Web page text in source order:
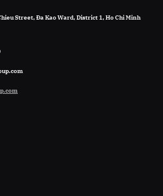
Street, Đa Kao Ward, District 1, Ho Chi Minh